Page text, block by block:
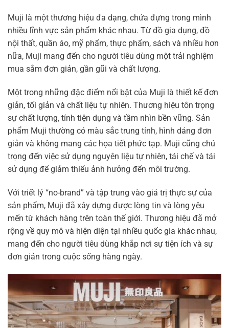
Muji là một thương hiệu đa dạng, chứa đựng trong mình
nhiều lĩnh vực sản phẩm khác nhau. Từ đồ gia dụng, đồ
nội thất, quần áo, mỹ phẩm, thực phẩm, sách và nhiều hơn
nữa, Muji mang đến cho người tiêu dùng một trải nghiệm
mua sắm đơn giản, gần gũi và chất lượng.
Một trong những đặc điểm nổi bật của Muji là thiết kế đơn
giản, tối giản và chất liệu tự nhiên. Thương hiệu tôn trọng
sự chất lượng, tính tiện dụng và tầm nhìn bền vững. Sản
phẩm Muji thường có màu sắc trung tính, hình dáng đơn
giản và không mang các họa tiết phức tạp. Muji cũng chú
trọng đến việc sử dụng nguyên liệu tự nhiên, tái chế và tái
sử dụng để giảm thiểu ảnh hưởng đến môi trường.
Với triết lý “no-brand” và tập trung vào giá trị thực sự của
sản phẩm, Muji đã xây dựng được lòng tin và lòng yêu
mến từ khách hàng trên toàn thế giới. Thương hiệu đã mở
rộng về quy mô và hiện diện tại nhiều quốc gia khác nhau,
mang đến cho người tiêu dùng khắp nơi sự tiện ích và sự
đơn giản trong cuộc sống hàng ngày.